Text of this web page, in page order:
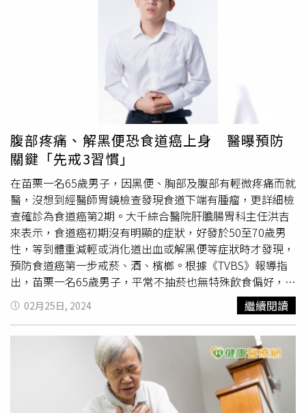
個瓣葉邊緣對接的Mitraclip瓣膜夾合器技術。經導管二尖瓣
換，可減少損傷，同時置換成新的導管瓣膜。 經導管二尖
中膈，到左心房進行瓣膜置換，可減少損傷，同時置換成新
的導管瓣膜。 瓣膜再置換高風險 經導管療法適合高齡患
者若瓣膜損壞太嚴重，修補效果不佳，就需要置換人工瓣
膜，選擇方針依患者年齡而定：金屬瓣膜 (儘可外科手術置
換)： 耐用度較高，但需要長期服用抗凝血劑。適合年輕患
者使用，可減少二次置換的風險。 生物瓣膜： 由豬牛製
成，使用年限較短。適合年長者，不需多次開刀，可避免服
用抗凝血劑所造成的出血作用。不過，生物瓣膜約10年會慢
慢鈣化，此時就會需要2次置換。但2次開刀本身風險高，包
括二尖瓣結構複雜、第1次手術傷口留疤、組織沾黏等，或
第一次手術紀錄未詳盡等狀況，讓病人求助無門！謝宜璋進
一步表示，現今有「經導管瓣中瓣」療法，將導管從股靜脈
放入順著血管到達左心房，並順著指引導線植入新的人工瓣
膜。此術式風險較低、較不侵入性、傷口較小，手術及住院
時間較短，提供高風險患者另一項治療選擇。治療技術日新
月異 團隊擬定最適合治療方針林口長庚紀念醫院外科部副
部長葉集孝表示，二尖瓣逆流治療技術日益月新，從早年氣
開胸手術到現今經導管瓣膜療法，治療選擇多
元。心臟整合中心團隊會依據患者年紀與疾病進展，評估最
民眾；另一原因是先天異常，患者僅有2個瓣葉，較一般人
少1個，50-60歲就會發生早發性主動脈瓣膜狹窄狀況。提醒
民眾，若出現「走路易喘」、「頭暈目眩」、「胸悶胸痛」
3個警訊，恐危及生命，應積極治療。國際標準治療方針
外科開胸長期效果佳針對治療主動脈瓣膜狹窄，林口長庚紀
念醫院心臟血管外科副主任陳紹緯說明，3大治療方式包括
開胸手術與經導管療法。
效且可提供穩定的長期效果。手術方式是切除老舊主動脈瓣
膜，縫合新的人工瓣膜。雖然須裝人工心肺機、暫時停止心
臟功能實施手術，但手術視野廣，適合年輕或伴隨多種心臟
問題（如血管阻塞、冠狀動脈狹窄或二尖瓣問題等）的患
者，一次打通心臟門戶。 藥物治療：幫助緩解不適症
狀。 標準開胸手術：適合伴隨多種心臟問題的患者，穩定
耐用。 經導管瓣膜置換：適合高齡或高風險族群，微創恢
復快。至於人工瓣膜要如何挑選呢？陳紹緯表示，金屬瓣膜
耐用度高，牛、豬製成的生物瓣膜產生血栓機會較低，因此
不用吃抗凝血劑，患者可依個人需求選擇。長者高風險怎麼
辦？ 經導管微創傷口小不過，主動脈瓣膜狹窄患者多為
70-80歲以上的年長者，而且常合併其他疾病，進行開胸手
術需要暫時停止心臟，對於年長者負擔較大。好在另一種
「經導管療法」，由內外科醫師共同合作，為高齡患者克服
了治療風險。林口長庚紀念醫院心臟衰竭中心主任張其任解
說，經導管療法最大的特色是不需要插管麻醉，從靜脈注射
麻醉藥物即可進行。傷口小不用縫合，只要簡單止血即可完
腹部疼痛、解黑便恐食道癌上身 醫曝預防
關鍵「先戒3習慣」
在苗栗一名65歲男子，因黑便、胸部及腹部有輕微疼痛而就
醫，沒想到經醫師胃鏡檢查發現食道下端有腫瘤，更詳細檢
查確診為食道癌第2期。大千綜合醫院肝膽腸胃科主任洪吉
來表示，食道癌初期沒有明顯的症狀，好發於50至70歲男
性，等到體重減輕或消化道出血或解黑便等症狀時才發現，
預防食道癌第一步戒菸、酒、檳榔。根據《TVBS》報導指
出，苗栗一名65歲男子，平常不抽菸也無特殊飲食偏好，因
解黑便、胸部及腹部有輕微疼痛而就醫，照胃鏡檢查時，卻
發現食道下端靠近胃的部位有腫瘤，切片檢查為惡性腫瘤，
後續確診為食道癌第2期。大千綜合醫院肝膽腸胃科主任洪
吉來表示，食道癌初期沒有明顯的症狀，多數病人是在出現
吞嚥困難、吃不下、體重減輕、胸部及上腹部疼痛、慢性咳
嗽、消化道出血或解黑便等症狀時才發現，食道癌好發於50
至70歲男性，發生的原因與抽菸、喝酒、常吃含亞硝胺食
02月25日, 2024 繼續閱讀